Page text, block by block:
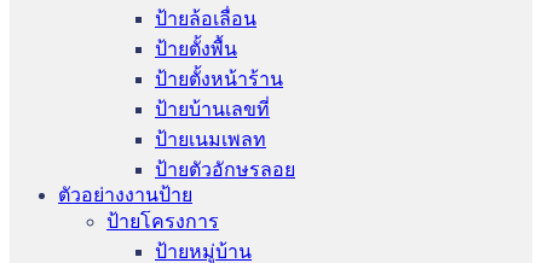
ป้ายล้อเลื่อน
ป้ายตั้งพื้น
ป้ายตั้งหน้าร้าน
ป้ายบ้านเลขที่
ป้ายเนมเพลท
ป้ายตัวอักษรลอย
ตัวอย่างงานป้าย
ป้ายโครงการ
ป้ายหมู่บ้าน